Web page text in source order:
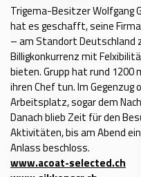
Trigema-Besitzer Wolfgang
hat es geschafft, seine
– am Standort Deutschland
Billigkonkurrenz mit
bieten. Grupp hat rund
ihren Chef tun. Im
Arbeitsplatz, sogar dem
Danach blieb Zeit für den
Aktivitäten, bis am Abend
Anlass beschloss.
www.acoat-selected.ch